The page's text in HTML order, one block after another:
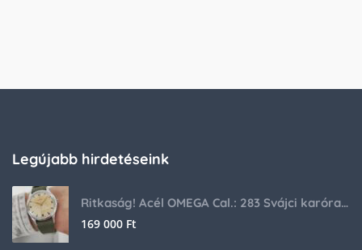
Legújabb hirdetéseink
Ritkaság! Acél OMEGA Cal.: 283 Svájci karóra 1953-ból!
169 000 Ft